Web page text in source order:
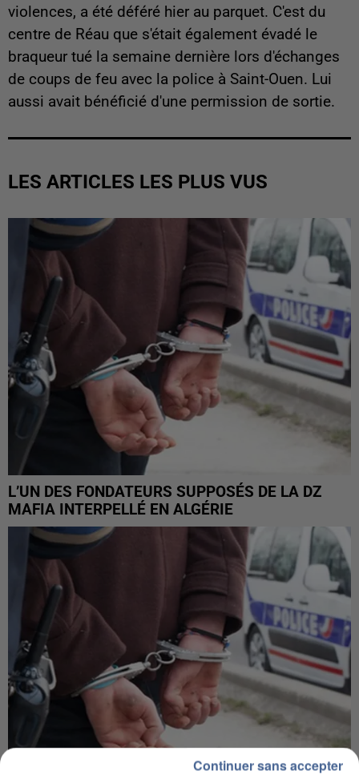
violences, a été déféré hier au parquet. C'est du
centre de Réau que s'était également évadé le
braqueur tué la semaine dernière lors d'échanges
de coups de feu avec la police à Saint-Ouen. Lui
aussi avait bénéficié d'une permission de sortie.
LES ARTICLES LES PLUS VUS
L’UN DES FONDATEURS SUPPOSÉS DE LA DZ
MAFIA INTERPELLÉ EN ALGÉRIE
Continuer sans accepter